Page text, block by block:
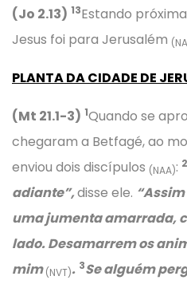
(Jo 2.13) 13Estando
Jesus foi para Jerusalém
PLANTA DA CIDADE DE
(Mt 21.1-3) 1Quando se
chegaram a Betfagé, ao
enviou dois discípulos (NAA): 2
adiante”,disse ele.
uma jumenta amarrada,
lado. Desamarrem os
mim(NVT). 3Se alguém